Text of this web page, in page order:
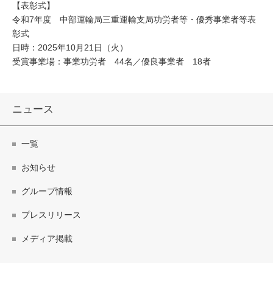
【表彰式】
令和7年度 中部運輸局三重運輸支局功労者等・優秀事業者等表
彰式
日時：2025年10月21日（火）
受賞事業場：事業功労者 44名／優良事業者 18者
ニュース
一覧
お知らせ
グループ情報
プレスリリース
メディア掲載